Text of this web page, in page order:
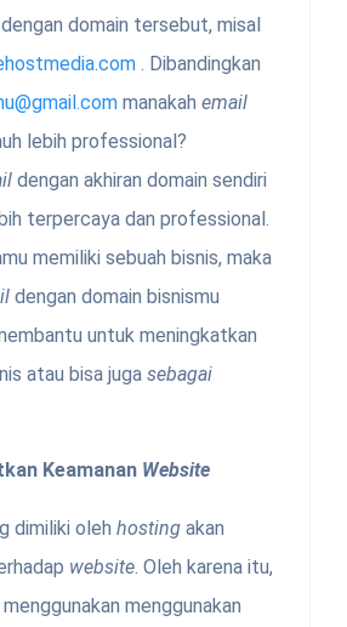
domain tersebut, misal
. Dibandingkan
manakah email
lebih professional?
dengan akhiran domain sendiri
terpercaya dan professional.
memiliki sebuah bisnis, maka
dengan domain bisnismu
untuk meningkatkan
atau bisa juga sebagai
Keamanan Website
dimiliki oleh hosting akan
website. Oleh karena itu,
menggunakan